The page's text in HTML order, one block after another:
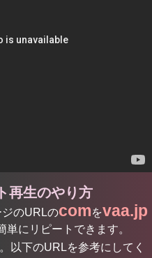
再生のやり方
のURLのcomをvaa.jp
にリピートできます。
。以下のURLを参考にしてく